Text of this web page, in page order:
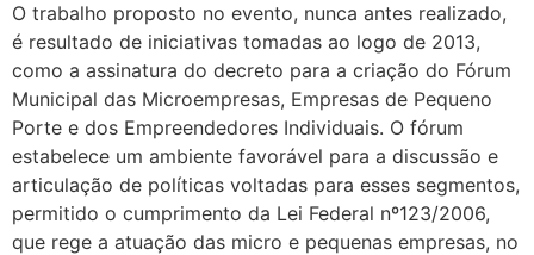
O trabalho proposto no evento, nunca antes realizado,
é resultado de iniciativas tomadas ao logo de 2013,
como a assinatura do decreto para a criação do Fórum
Municipal das Microempresas, Empresas de Pequeno
Porte e dos Empreendedores Individuais. O fórum
estabelece um ambiente favorável para a discussão e
articulação de políticas voltadas para esses segmentos,
permitido o cumprimento da Lei Federal nº123/2006,
que rege a atuação das micro e pequenas empresas, no